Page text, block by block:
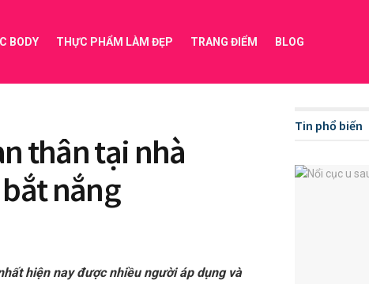
BODY THỰC PHẨM LÀM ĐẸP TRANG ĐIỂM BLOG
thân tại nhà
nắng
hiện nay được nhiều người áp dụng và
Tin phổ biến